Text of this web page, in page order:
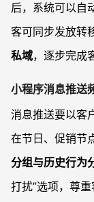
后，系统可以自
客可同步发放转
私域，逐步完成
小程序消息推送
消息推送要以客
在节日、促销节
分组与历史行为
打扰”选项，尊